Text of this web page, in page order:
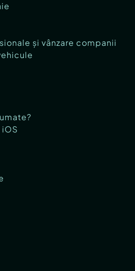
și vânzare companii